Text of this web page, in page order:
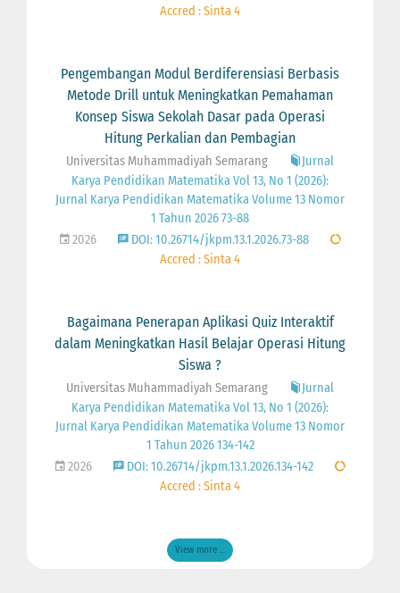
Accred : Sinta 4
Pengembangan Modul Berdiferensiasi Berbasis
Metode Drill untuk Meningkatkan Pemahaman
Konsep Siswa Sekolah Dasar pada Operasi
Hitung Perkalian dan Pembagian
Universitas Muhammadiyah Semarang
Jurnal
Karya Pendidikan Matematika Vol 13, No 1 (2026):
Jurnal Karya Pendidikan Matematika Volume 13 Nomor
1 Tahun 2026 73-88
2026
DOI: 10.26714/jkpm.13.1.2026.73-88
Accred : Sinta 4
Bagaimana Penerapan Aplikasi Quiz Interaktif
dalam Meningkatkan Hasil Belajar Operasi Hitung
Siswa ?
Universitas Muhammadiyah Semarang
Jurnal
Karya Pendidikan Matematika Vol 13, No 1 (2026):
Jurnal Karya Pendidikan Matematika Volume 13 Nomor
1 Tahun 2026 134-142
2026
DOI: 10.26714/jkpm.13.1.2026.134-142
Accred : Sinta 4
View more ...